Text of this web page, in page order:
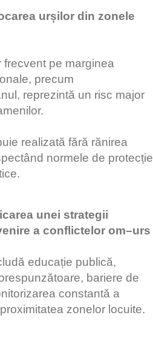
urșilor din zonele
frecvent pe marginea
precum
reprezintă un risc major
realizată fără rănirea
normele de protecție
unei strategii
a conflictelor om–urs
educație publică,
bariere de
constantă a
zonelor locuite.